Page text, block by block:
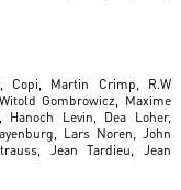
Copi, Martin Crimp, R.W
Gombrowicz, Maxime
Levin, Dea Loher,
Lars Noren, John
Jean Tardieu, Jean